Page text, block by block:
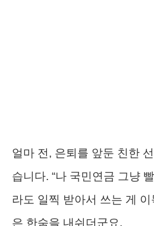
얼마 전, 은퇴를 앞둔 친한
습니다. “나 국민연금 그냥
라도 일찍 받아서 쓰는 게 이
은 한숨을 내쉬더군요.